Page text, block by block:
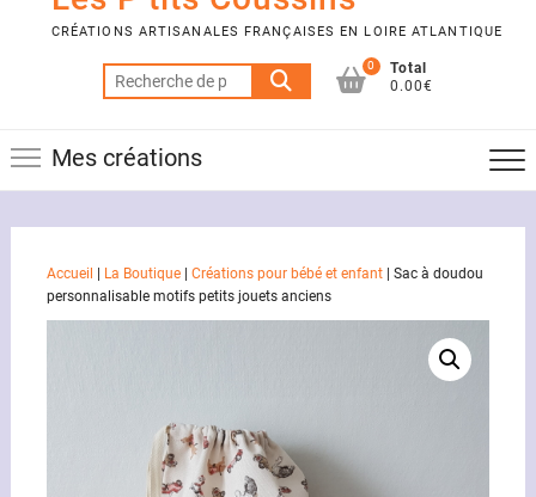
CRÉATIONS ARTISANALES FRANÇAISES EN LOIRE ATLANTIQUE
Recherche
pour :
0
Total
0.00€
Mes créations
Accueil La Boutique| Créations pour bébé et enfant| Sac à doudou
personnalisable motifs petits jouets anciens